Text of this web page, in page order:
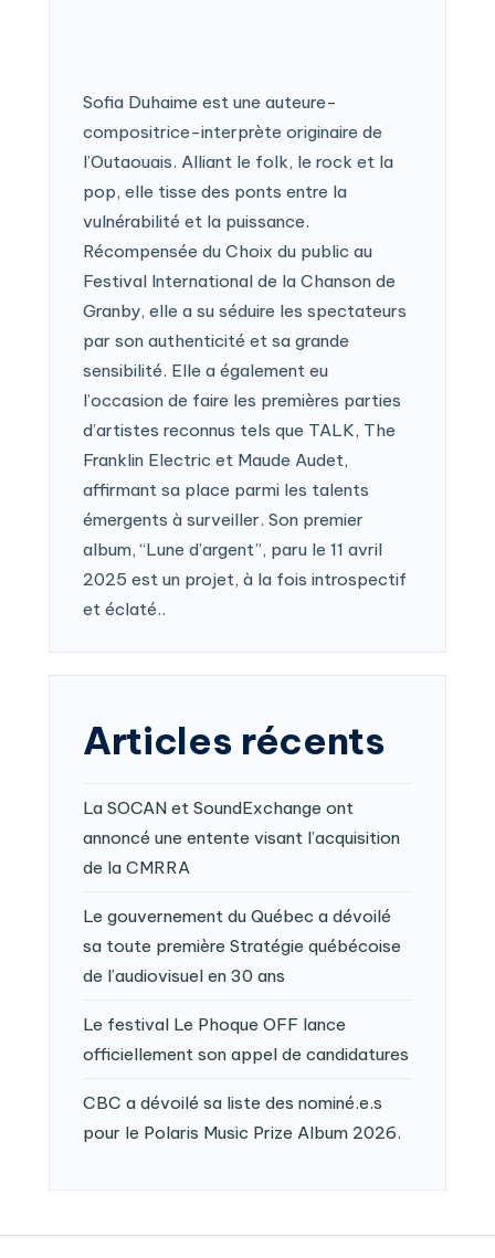
Sofia Duhaime est une auteure-
compositrice-interprète originaire de
l’Outaouais. Alliant le folk, le rock et la
pop, elle tisse des ponts entre la
vulnérabilité et la puissance.
Récompensée du Choix du public au
Festival International de la Chanson de
Granby, elle a su séduire les spectateurs
par son authenticité et sa grande
sensibilité. Elle a également eu
l’occasion de faire les premières parties
d’artistes reconnus tels que TALK, The
Franklin Electric et Maude Audet,
affirmant sa place parmi les talents
émergents à surveiller. Son premier
album, “Lune d’argent”, paru le 11 avril
2025 est un projet, à la fois introspectif
et éclaté..
Articles récents
La SOCAN et SoundExchange ont
annoncé une entente visant l’acquisition
de la CMRRA
Le gouvernement du Québec a dévoilé
sa toute première Stratégie québécoise
de l’audiovisuel en 30 ans
Le festival Le Phoque OFF lance
officiellement son appel de candidatures
CBC a dévoilé sa liste des nominé.e.s
pour le Polaris Music Prize Album 2026.